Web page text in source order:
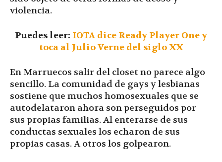
violencia.
Puedes leer: IOTA dice Ready Player One y
toca al Julio Verne del siglo XX
En Marruecos salir del closet no parece algo
sencillo. La comunidad de gays y lesbianas
sostiene que muchos homosexuales que se
autodelataron ahora son perseguidos por
sus propias familias. Al enterarse de sus
conductas sexuales los echaron de sus
propias casas. A otros los golpearon.